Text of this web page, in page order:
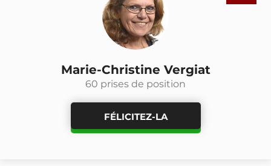
Marie-Christine Vergiat
60 prises de position
FÉLICITEZ-LA